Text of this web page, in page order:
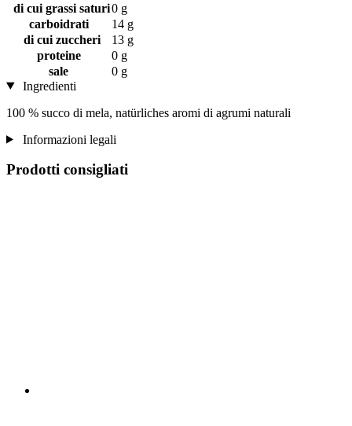
di cui grassi saturi0 g
carboidrati
14 g
di cui zuccheri
13 g
proteine
0 g
sale
0 g
Ingredienti
100 % succo di mela, natürliches aromi di agrumi naturali
Informazioni legali
Prodotti consigliati